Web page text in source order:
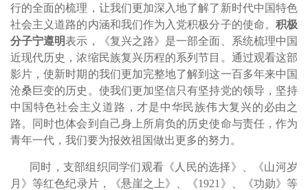
行的全面的梳理，让我们更加深入地了解了新时代中国特色
社会主义道路的内涵和我们作为入党积极分子的使命。 积极
分子宁遵明表示，《复兴之路》是一部全面、系统梳理中国
近现代历史，浓缩民族复兴历程的系列节目。通过观看这部
影片，使新时期的我们更加完整地了解到这一百多年来中国
沧桑巨变的历史。使我们更加坚信只有坚持党的领导，坚持
中国特色社会主义道路，才是中华民族伟大复兴的必由之
路。同时也体会到自己身上所肩负的历史使命与责任，作为
青年一代，我们要为报效祖国做出更多的努力。
同时，支部组织同学们观看《人民的选择》、《山河岁
月》等红色纪录片，《悬崖之上》、《1921》、《功勋》等